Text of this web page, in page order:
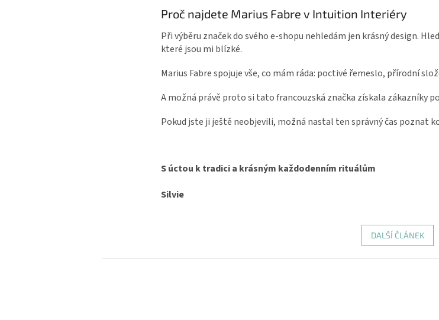
Proč najdete Marius Fabre v Intuition Interiéry
Při výběru značek do svého e-shopu nehledám jen krásný design.
které jsou mi blízké.
Marius Fabre spojuje vše, co mám ráda: poctivé řemeslo, přírodní
A možná právě proto si tato francouzská značka získala zákazníky
Pokud jste ji ještě neobjevili, možná nastal ten správný čas poznat
S úctou k tradici a krásným každodenním rituálům
Silvie
DALŠÍ ČLÁNEK